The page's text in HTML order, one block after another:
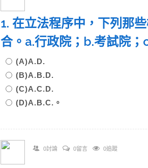
1. 在立法程序中，下列那
合。a.行政院；b.考試院；
(A)A.D.
(B)A.B.D.
(C)A.C.D.
(D)A.B.C.。
0討論 0留言 0追蹤